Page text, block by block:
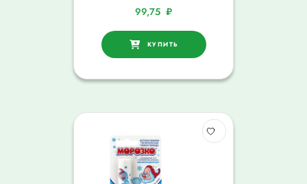
99,75 ₽
КУПИТЬ